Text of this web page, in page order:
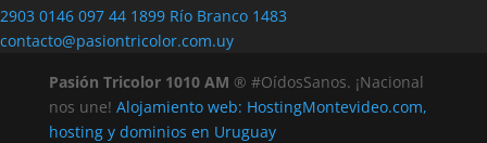
2903 0146 097 44 1899 Río Branco 1483
contacto@pasiontricolor.com.uy
Pasión Tricolor 1010 AM ® #OídosSanos. ¡Nacional
nos une! Alojamiento web: HostingMontevideo.com,
hosting y dominios en Uruguay